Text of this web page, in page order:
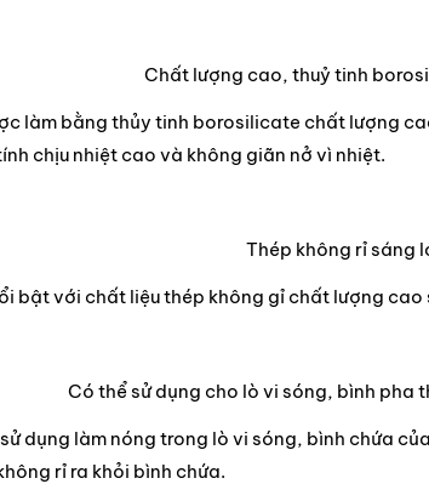
Chất lượng cao, thuỷ tinh
làm bằng thủy tinh borosilicate chất lượng
chịu nhiệt cao và không giãn nở vì nhiệt.
Thép không rỉ sáng
bật với chất liệu thép không gỉ chất lượng
Có thể sử dụng cho lò vi sóng, bình pha
dụng làm nóng trong lò vi sóng, bình chứa
rỉ ra khỏi bình chứa.